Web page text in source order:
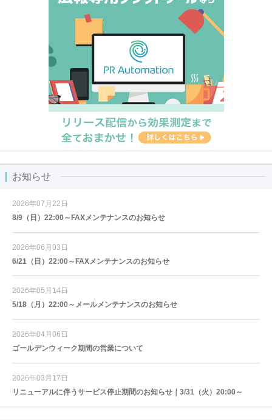
お知らせ
2026年07月22日
8/9（日）22:00～FAXメンテナンスのお知らせ
2026年06月03日
6/21（日）22:00～FAXメンテナンスのお知らせ
2026年05月14日
5/18（月）22:00～メールメンテナンスのお知らせ
2026年04月06日
ゴールデンウィーク期間の営業について
2026年03月17日
リニューアルに伴うサービス停止期間のお知らせ｜3/31（火）20:00～